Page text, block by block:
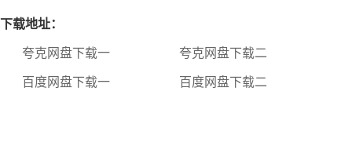
下载地址：
夸克网盘下载一 夸克网盘下载二
百度网盘下载一 百度网盘下载二